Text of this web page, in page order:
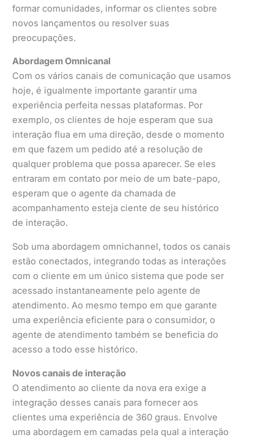
formar comunidades, informar os clientes sobre
novos lançamentos ou resolver suas
preocupações.
Abordagem Omnicanal
Com os vários canais de comunicação que usamos
hoje, é igualmente importante garantir uma
experiência perfeita nessas plataformas. Por
exemplo, os clientes de hoje esperam que sua
interação flua em uma direção, desde o momento
em que fazem um pedido até a resolução de
qualquer problema que possa aparecer. Se eles
entraram em contato por meio de um bate-papo,
esperam que o agente da chamada de
acompanhamento esteja ciente de seu histórico
de interação.
Sob uma abordagem omnichannel, todos os canais
estão conectados, integrando todas as interações
com o cliente em um único sistema que pode ser
acessado instantaneamente pelo agente de
atendimento. Ao mesmo tempo em que garante
uma experiência eficiente para o consumidor, o
agente de atendimento também se beneficia do
acesso a todo esse histórico.
Novos canais de interação
O atendimento ao cliente da nova era exige a
integração desses canais para fornecer aos
clientes uma experiência de 360 ​​graus. Envolve
uma abordagem em camadas pela qual a interação